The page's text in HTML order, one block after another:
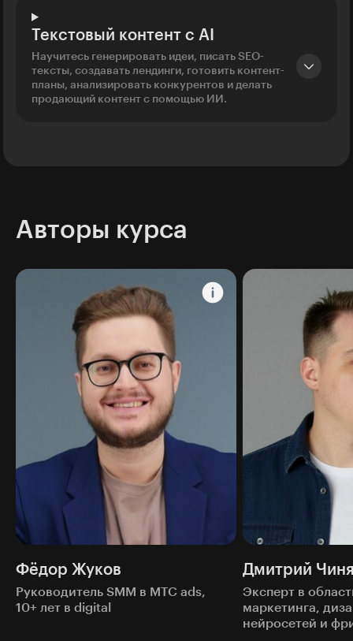
Текстовый контент с AI
Научитесь генерировать идеи, писать SEO-
тексты, создавать лендинги, готовить контент-
планы, анализировать конкурентов и делать
продающий контент с помощью ИИ.
Авторы курса
Фёдор Жуков
Руководитель SMM в МТС ads,
10+ лет в digital
Дмитрий
Эксперт в
маркетинга,
нейросетей и